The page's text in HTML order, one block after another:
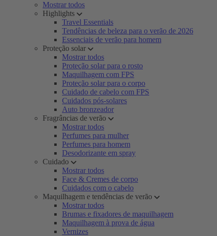
Mostrar todos
Highlights
Travel Essentials
Tendências de beleza para o verão de 2026
Essenciais de verão para homem
Proteção solar
Mostrar todos
Proteção solar para o rosto
Maquilhagem com FPS
Proteção solar para o corpo
Cuidado de cabelo com FPS
Cuidados pós-solares
Auto bronzeador
Fragrâncias de verão
Mostrar todos
Perfumes para mulher
Perfumes para homem
Desodorizante em spray
Cuidado
Mostrar todos
Face & Cremes de corpo
Cuidados com o cabelo
Maquilhagem e tendências de verão
Mostrar todos
Brumas e fixadores de maquilhagem
Maquilhagem à prova de água
Vernizes